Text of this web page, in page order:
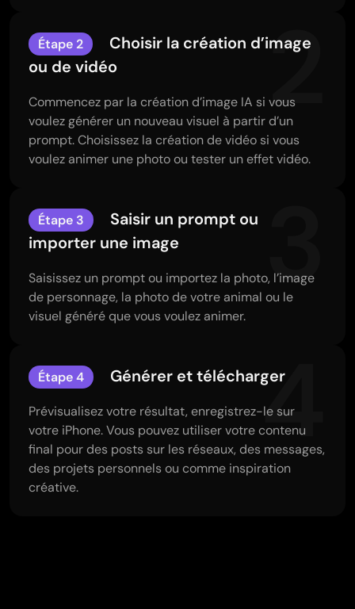
Étape 2
Choisir la création d’image
ou de vidéo
2
Commencez par la création d’image IA si vous
voulez générer un nouveau visuel à partir d’un
prompt. Choisissez la création de vidéo si vous
voulez animer une photo ou tester un effet vidéo.
Étape 3
Saisir un prompt ou
importer une image
3
Saisissez un prompt ou importez la photo, l’image
de personnage, la photo de votre animal ou le
visuel généré que vous voulez animer.
Étape 4 Générer et télécharger
4
Prévisualisez votre résultat, enregistrez-le sur
votre iPhone. Vous pouvez utiliser votre contenu
final pour des posts sur les réseaux, des messages,
des projets personnels ou comme inspiration
créative.